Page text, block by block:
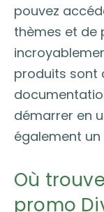
pouvez
thèmes et de
produits sont
démarrer en
également
Où
promo